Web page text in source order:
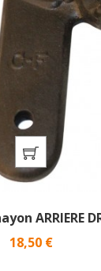
ARRIERE
Prix
18,50 €